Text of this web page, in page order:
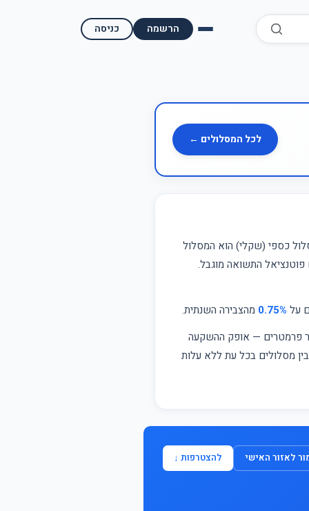
כניסה הרשמה
מאמרים ומדריכים
תשואות היסטוריות
תנאי שימוש
התחבר / הצטרף
לכל המסלולים ←
כספי (שקלי) הוא המסלול
פוטנציאל התשואה מוגבל.
על 0.75% מהצבירה השנתית.
פרמטרים — אופק ההשקעה
מסלולים בכל עת ללא עלות
לאזור האישי להצטרפות ↓